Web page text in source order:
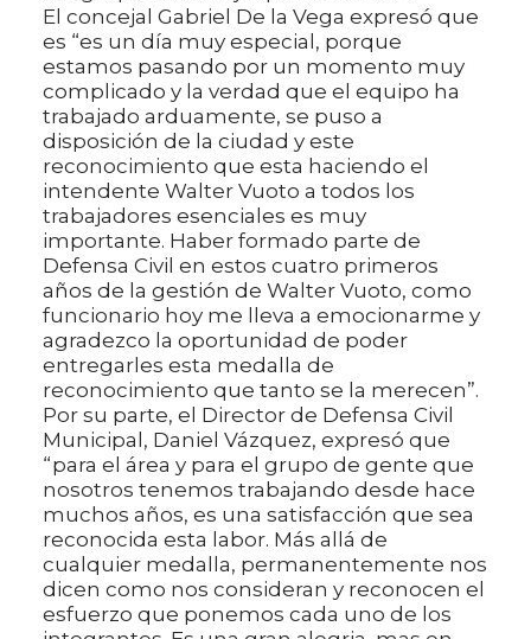
El concejal Gabriel De la Vega expresó que
es “es un día muy especial, porque
estamos pasando por un momento muy
complicado y la verdad que el equipo ha
trabajado arduamente, se puso a
disposición de la ciudad y este
reconocimiento que esta haciendo el
intendente Walter Vuoto a todos los
trabajadores esenciales es muy
importante. Haber formado parte de
Defensa Civil en estos cuatro primeros
años de la gestión de Walter Vuoto, como
funcionario hoy me lleva a emocionarme y
agradezco la oportunidad de poder
entregarles esta medalla de
reconocimiento que tanto se la merecen”.
Por su parte, el Director de Defensa Civil
Municipal, Daniel Vázquez, expresó que
“para el área y para el grupo de gente que
nosotros tenemos trabajando desde hace
muchos años, es una satisfacción que sea
reconocida esta labor. Más allá de
cualquier medalla, permanentemente nos
dicen como nos consideran y reconocen el
esfuerzo que ponemos cada uno de los